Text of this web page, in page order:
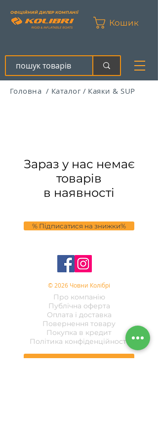
ОФІЦІЙНИЙ ДИЛЕР КОМПАНІЇ
Кошик
Головна / Каталог / Каяки & SUP
Зараз у нас немає
товарів
в наявності
% Підписатися на знижки%
© 2026 Човни Колібрі
Про компанію
Публічна оферта
Оплата і доставка
Повернення товару
Покупка в кредит
Політика конфіденційності